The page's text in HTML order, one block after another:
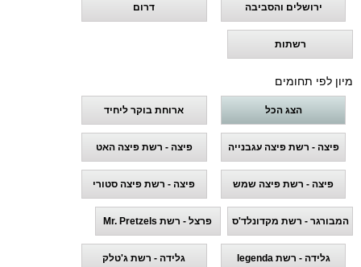
ירושלים והסביבה דרום
רשתות
מיון לפי תחומים
הצג הכל ארוחת בוקר ליחיד
פיצה - רשת פיצה עגבנייה פיצה - רשת פיצה האט
פיצה - רשת פיצה שמש פיצה - רשת פיצה סטורי
המבורגר - רשת מקדונלד'ס פרצל - רשת Mr. Pretzels
גלידה - רשת legenda גלידה - רשת ג'טלק